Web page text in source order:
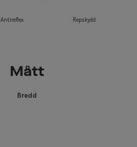
Antireflex Repskydd
Mått
Bredd